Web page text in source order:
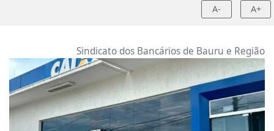
A- A+
Sindicato dos Bancários de Bauru e Região